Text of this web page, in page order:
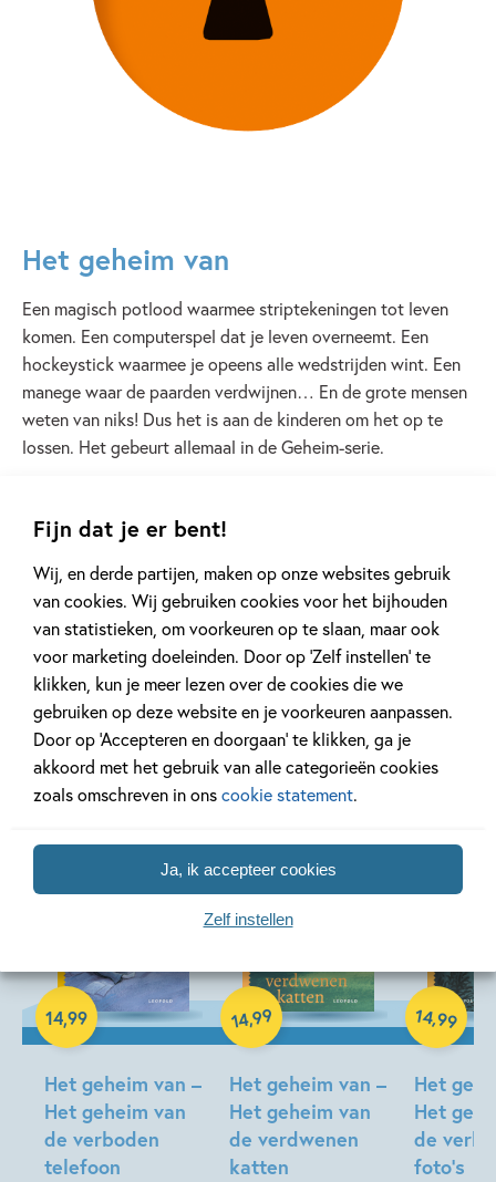
Fijn dat je er bent!
Wij, en derde partijen, maken op onze websites gebruik
van cookies. Wij gebruiken cookies voor het bijhouden
van statistieken, om voorkeuren op te slaan, maar ook
voor marketing doeleinden. Door op ‘Zelf instellen’ te
klikken, kun je meer lezen over de cookies die we
gebruiken op deze website en je voorkeuren aanpassen.
Door op ‘Accepteren en doorgaan’ te klikken, ga je
akkoord met het gebruik van alle categorieën cookies
zoals omschreven in onscookie statement.
Ja, ik accepteer cookies
Zelf instellen
Het geheim van
Een magisch potlood waarmee striptekeningen tot leven
komen. Een computerspel dat je leven overneemt. Een
hockeystick waarmee je opeens alle wedstrijden wint. Een
manege waar de paarden verdwijnen… En de grote mensen
weten van niks! Dus het is aan de kinderen om het op te
lossen. Het gebeurt allemaal in de Geheim-serie.
Lees verder
Andere boeken uit de serie 'Het
geheim van'
Het geheim van –
Het geheim van
de verboden
telefoon
14,99
Hardcover
Het geheim van –
Het geheim van
de verdwenen
katten
14,99
Hardcover
Het
Het
de
foto’s
14,99
Hardcover